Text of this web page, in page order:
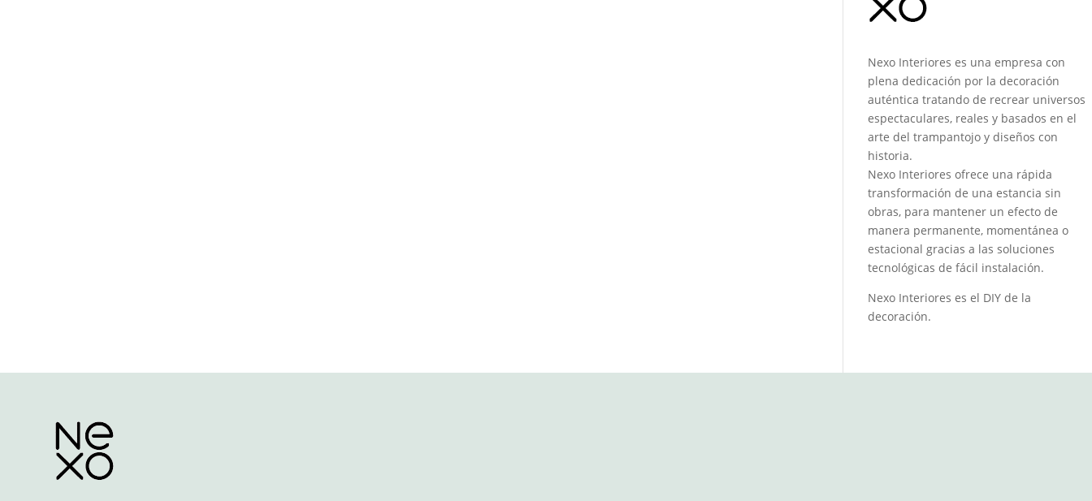
Nexo Interiores es una empresa con
plena dedicación por la decoración
auténtica tratando de recrear universos
espectaculares, reales y basados en el
arte del trampantojo y diseños con
historia.
Nexo Interiores ofrece una rápida
transformación de una estancia sin
obras, para mantener un efecto de
manera permanente, momentánea o
estacional gracias a las soluciones
tecnológicas de fácil instalación.
Nexo Interiores es el DIY de la
decoración.